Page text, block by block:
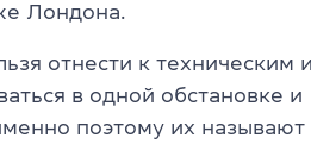
Лондона.
отнести к техническим
в одной обстановке и
поэтому их называют